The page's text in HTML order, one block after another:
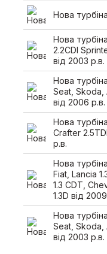
Нова
Нова
2.2CDI
від 2003 р.в.
Нова
Seat, Skoda,
від 2006 р.в.
Нова
Crafter
р.в.
Нова
Fiat, Lancia
1.3 CDT,
1.3D від
Нова
Seat, Skoda,
від 2003 р.в.